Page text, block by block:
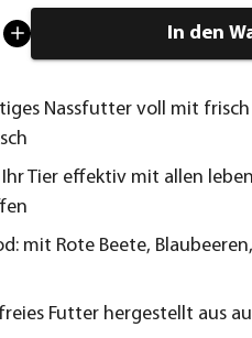
In den
Nassfutter voll mit
Tier effektiv mit allen
mit Rote Beete,
Futter hergestellt aus